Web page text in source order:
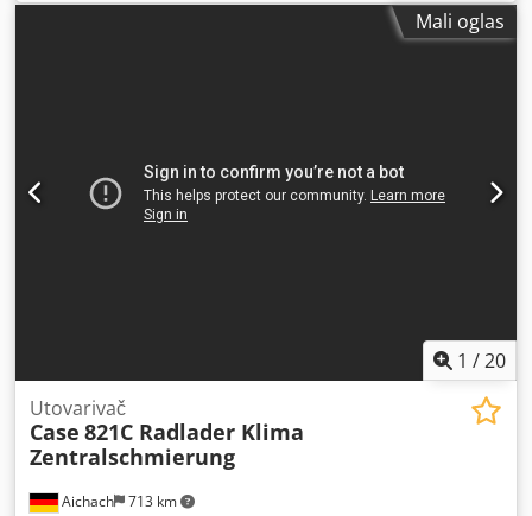
Mali oglas
1 /20
Aichach 713 km
Utovarivač
Case 821C Radlader Klima
Zentralschmierung